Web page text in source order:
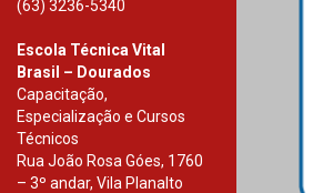
(63) 3236-5340
Escola Técnica Vital
Brasil – Dourados
Capacitação,
Especialização e Cursos
Técnicos
Rua João Rosa Góes, 1760
– 3º andar, Vila Planalto